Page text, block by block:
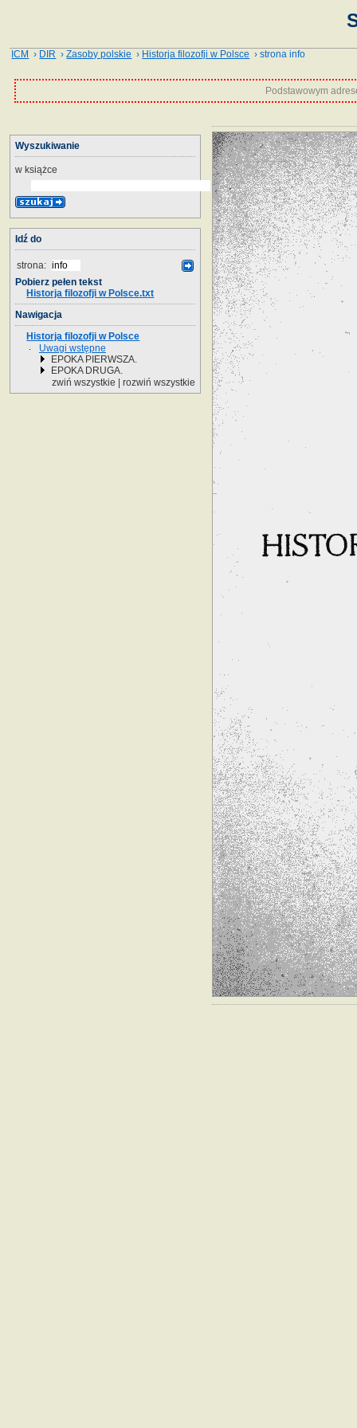
ICM › DIR ›Zasoby polskie › Historja filozofji w Polsce › strona info
Podstawowym
Wyszukiwanie
w książce
Idź do
strona:
Pobierz pełen tekst
Historja filozofji w Polsce.txt
Nawigacja
Historja filozofji w Polsce
Uwagi wstępne
EPOKA PIERWSZA.
EPOKA DRUGA.
zwiń wszystkie
rozwiń wszystkie